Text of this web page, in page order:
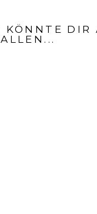
KÖNNTE DIR